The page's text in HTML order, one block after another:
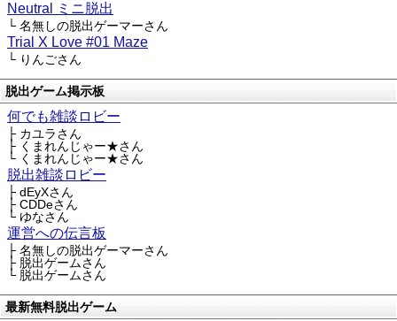
Neutral ミニ脱出
└ 名無しの脱出ゲーマーさん
Trial X Love #01 Maze
└ りんごさん
脱出ゲーム掲示板
何でも雑談ロビー
├ カユラさん
├ くまれんじゃー★さん
└ くまれんじゃー★さん
脱出雑談ロビー
├ dEyXさん
├ CDDeさん
└ ゆなさん
運営への伝言板
├ 名無しの脱出ゲーマーさん
├ 脱出ゲームさん
└ 脱出ゲームさん
最新無料脱出ゲーム